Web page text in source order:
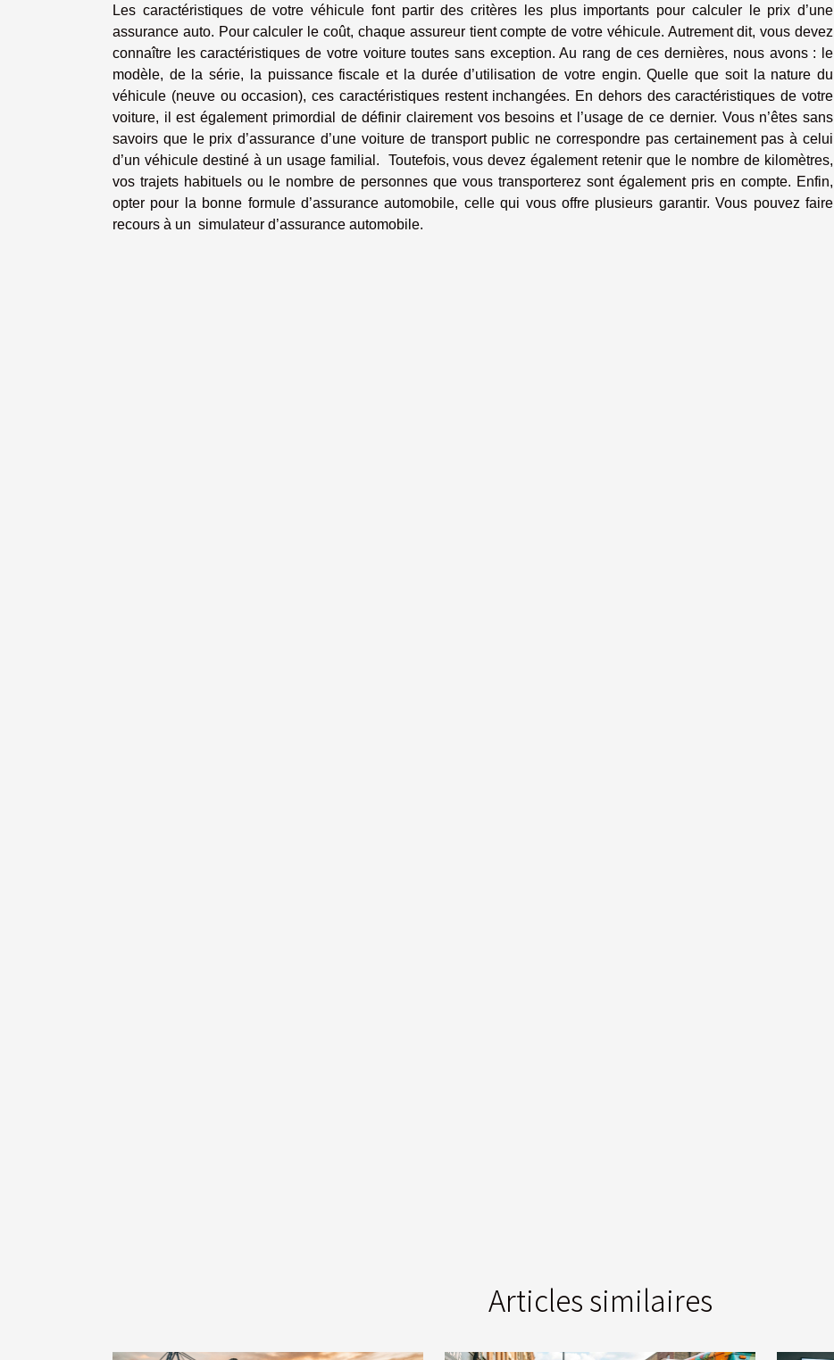
Les caractéristiques de votre véhicule font partir des critères les plus importants pour calculer le prix d’une
assurance auto. Pour calculer le coût, chaque assureur tient compte de votre véhicule. Autrement dit, vous devez
connaître les caractéristiques de votre voiture toutes sans exception. Au rang de ces dernières, nous avons : le
modèle, de la série, la puissance fiscale et la durée d’utilisation de votre engin. Quelle que soit la nature du
véhicule (neuve ou occasion), ces caractéristiques restent inchangées. En dehors des caractéristiques de votre
voiture, il est également primordial de définir clairement vos besoins et l’usage de ce dernier. Vous n’êtes sans
savoirs que le prix d’assurance d’une voiture de transport public ne correspondre pas certainement pas à celui
d’un véhicule destiné à un usage familial. Toutefois, vous devez également retenir que le nombre de kilomètres,
vos trajets habituels ou le nombre de personnes que vous transporterez sont également pris en compte. Enfin,
opter pour la bonne formule d’assurance automobile, celle qui vous offre plusieurs garantir. Vous pouvez faire
recours à un simulateur d’assurance automobile.
Articles similaires